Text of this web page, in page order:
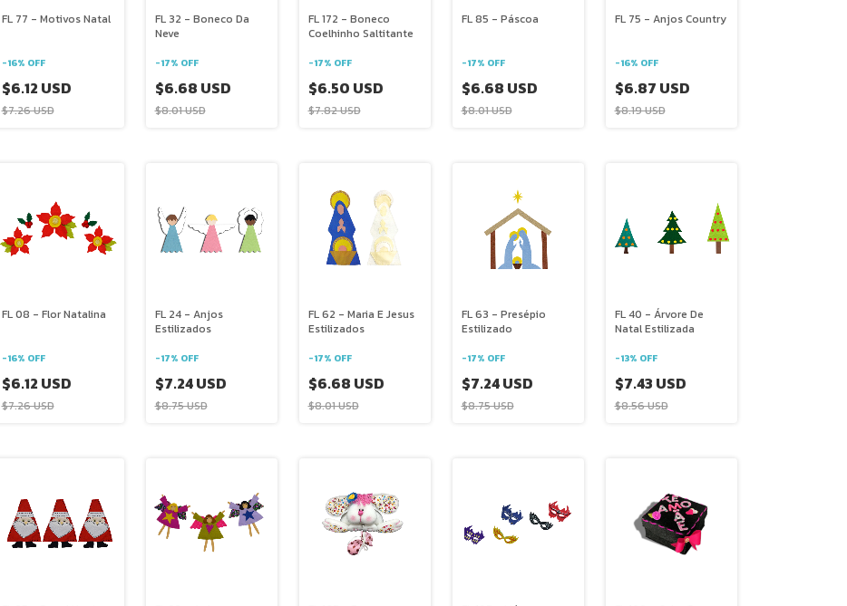
FL 77 - Motivos Natal
-16% OFF
$6.12 USD
$7.26 USD
FL 32 - Boneco Da
Neve
-17% OFF
$6.68 USD
$8.01 USD
FL 172 - Boneco
Coelhinho Saltitante
-17% OFF
$6.50 USD
$7.82 USD
FL 85 - Páscoa
-17% OFF
$6.68 USD
$8.01 USD
FL 75 - Anjos Country
-16% OFF
$6.87 USD
$8.19 USD
FL 08 - Flor Natalina
-16% OFF
$6.12 USD
$7.26 USD
FL 24 - Anjos
Estilizados
-17% OFF
$7.24 USD
$8.75 USD
FL 62 - Maria E Jesus
Estilizados
-17% OFF
$6.68 USD
$8.01 USD
FL 63 - Presépio
Estilizado
-17% OFF
$7.24 USD
$8.75 USD
FL 40 - Árvore De
Natal Estilizada
-13% OFF
$7.43 USD
$8.56 USD